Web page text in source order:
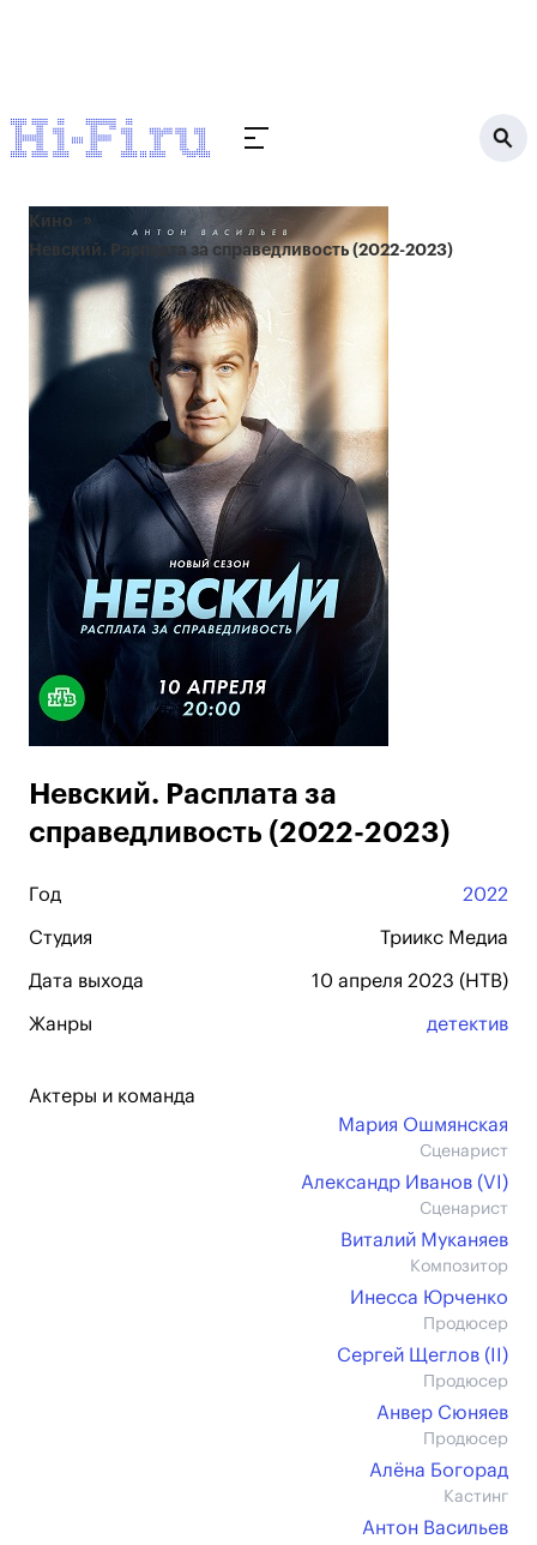
Кино
Невский. Расплата за справедливость (2022-2023)
Невский. Расплата за
справедливость (2022-2023)
Год 2022
Студия Триикс Медиа
Дата выхода 10 апреля 2023 (НТВ)
Жанры детектив
Актеры и команда
Мария Ошмянская
Сценарист
Александр Иванов (VI)
Сценарист
Виталий Муканяев
Композитор
Инесса Юрченко
Продюсер
Сергей Щеглов (II)
Продюсер
Анвер Сюняев
Продюсер
Алёна Богорад
Кастинг
Антон Васильев